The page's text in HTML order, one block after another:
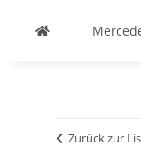
Zurück zur